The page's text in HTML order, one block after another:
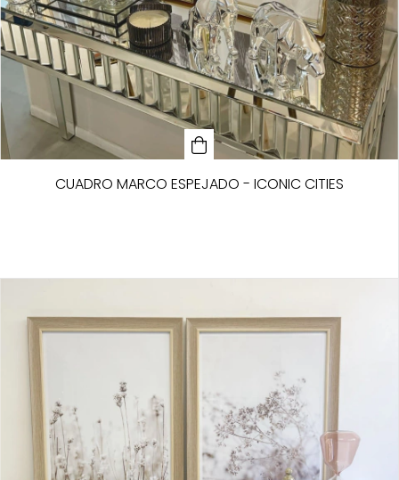
CUADRO MARCO ESPEJADO - ICONIC CITIES